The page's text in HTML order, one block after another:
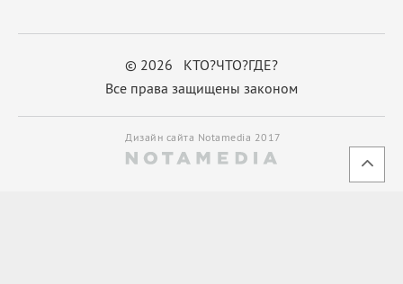
© 2026 КТО?ЧТО?ГДЕ?
Все права защищены законом
Дизайн сайта Notamedia 2017